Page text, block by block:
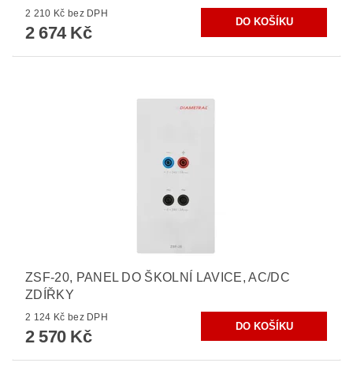
2 210 Kč bez DPH
2 674 Kč
ZSF-20, PANEL DO ŠKOLNÍ LAVICE, AC/DC
ZDÍŘKY
2 124 Kč bez DPH
2 570 Kč